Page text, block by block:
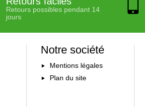
Retours possibles pendant 14
jours
Notre société
Mentions légales
Plan du site